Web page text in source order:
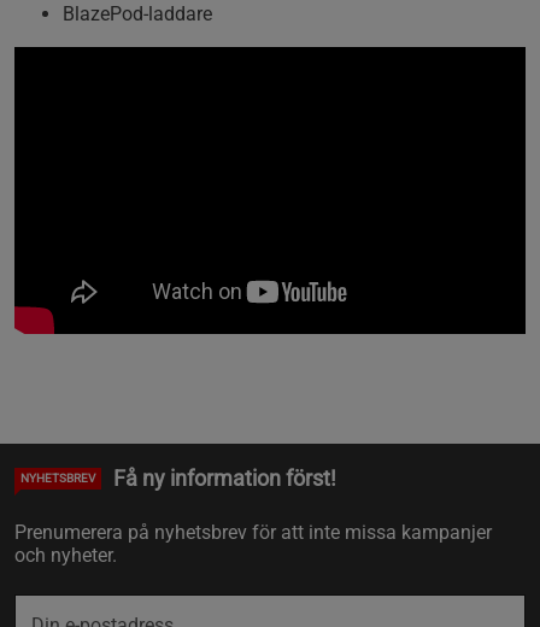
BlazePod-laddare
NYHETSBREV Få ny information först!
Prenumerera på nyhetsbrev för att inte missa kampanjer
och nyheter.